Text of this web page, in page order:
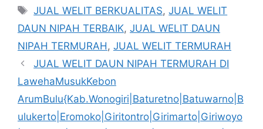
Tag
JUAL WELIT BERKUALITAS,JUAL WELIT
DAUN NIPAH TERBAIK, JUAL WELIT DAUN
NIPAH TERMURAH, JUAL WELIT TERMURAH
JUAL WELIT DAUN NIPAH TERMURAH DI
LawehaMusukKebon
ArumBulu{Kab.Wonogiri|Baturetno|Batuwarno|B
ulukerto|Eromoko|Giritontro|Girimarto|Giriwoyo